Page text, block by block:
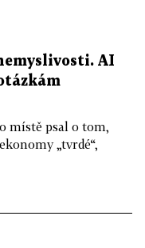
AI
místě psal o tom,
„tvrdé“,